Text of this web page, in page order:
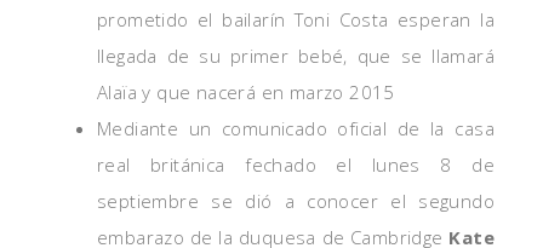
prometido el bailarín Toni Costa esperan la
llegada de su primer bebé, que se llamará
Alaïa y que nacerá en marzo 2015
Mediante un comunicado oficial de la casa
real británica fechado el lunes 8 de
septiembre se dió a conocer el segundo
embarazo de la duquesa de Cambridge Kate